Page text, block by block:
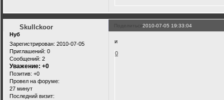
Поделиться2010-07-05 19:33:04
Skullckoor
Нуб
Зарегистрирован: 2010-07-05
Приглашений: 0
Сообщений: 2
Уважение: +0
Позитив: +0
Провел на форуме:
27 минут
Последний визит:
и
0